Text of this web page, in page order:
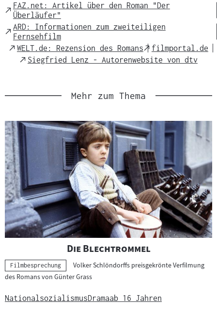
External
Link
FAZ.net: Artikel über den Roman "Der
Überläufer"
External
Link
ARD: Informationen zum zweiteiligen
Fernsehfilm
External
Link
WELT.de: Rezension des Romans
External
Link
filmportal.de
External
Siegfried Lenz - Autorenwebsite von dtv
Mehr zum Thema
"
Die Blechtrommel"
Kategorie:
Filmbesprechung
Volker Schlöndorffs preisgekrönte Verfilmung
des Romans von Günter Grass
NationalsozialismusDramaab 16 Jahren